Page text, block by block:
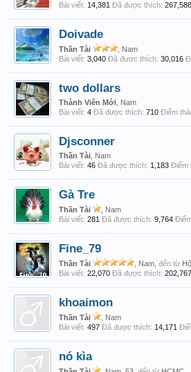
Bài viết: 14,381 Đã được thích: 267,588
Doivade
Thần Tài
, Nam
Bài viết: 3,040 Đã được thích: 30,016
two dollars
Thành Viên Mới , Nam
Bài viết: 4 Đã được thích: 710 Điểm
Djsconner
Thần Tài , Nam
Bài viết: 46 Đã được thích: 1,183 Điểm
Gà Tre
Thần Tài
, Nam
Bài viết: 281 Đã được thích: 9,764
Fine_79
Thần Tài , Nam, đến từ
Bài viết: 22,070 Đã được thích: 202,767
khoaimon
Thần Tài
, Nam
Bài viết: 497 Đã được thích: 14,171
nó kìa